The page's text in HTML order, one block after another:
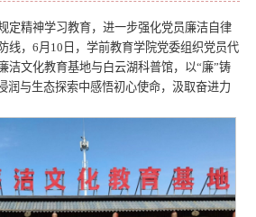
定精神学习教育，进一步强化党员廉洁自律
线，6月10日，学前教育学院党委组织党员代
洁文化教育基地与白云湖科普馆，以“廉”铸
润与生态探索中感悟初心使命，汲取奋进力